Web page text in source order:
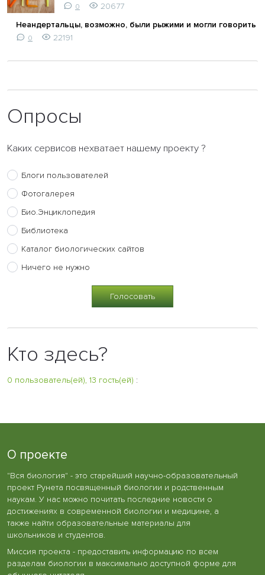
0
20677
Неандертальцы, возможно, были рыжими и могли говорить
0 22191
Опросы
Каких сервисов нехватает нашему проекту ?
Блоги пользователей
Фотогалерея
Био.Энциклопедия
Библиотека
Каталог биологических сайтов
Ничего не нужно
Кто здесь?
0 пользователь(ей), 13 гость(ей) :
О проекте
"Вся биология" - это старейший научно-образовательный
проект Рунета посвященный биологии и родственным
наукам. У нас можно почитать последние новости о
достижениях в современной биологии и медицине, а
также найти образовательные материалы для
школьников и студентов.
Миссия проекта - предоставить информацию по всем
разделам биологии в максимально доступной форме для